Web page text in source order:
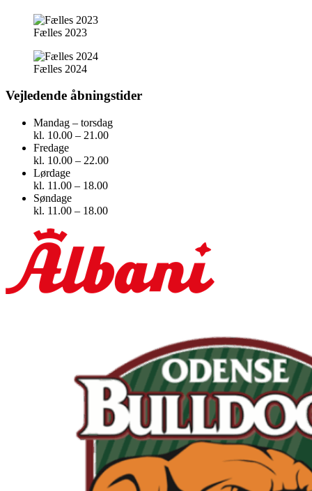
Fælles 2023
Fælles 2024
Vejledende åbningstider
Mandag – torsdag
kl. 10.00 – 21.00
Fredage
kl. 10.00 – 22.00
Lørdage
kl. 11.00 – 18.00
Søndage
kl. 11.00 – 18.00